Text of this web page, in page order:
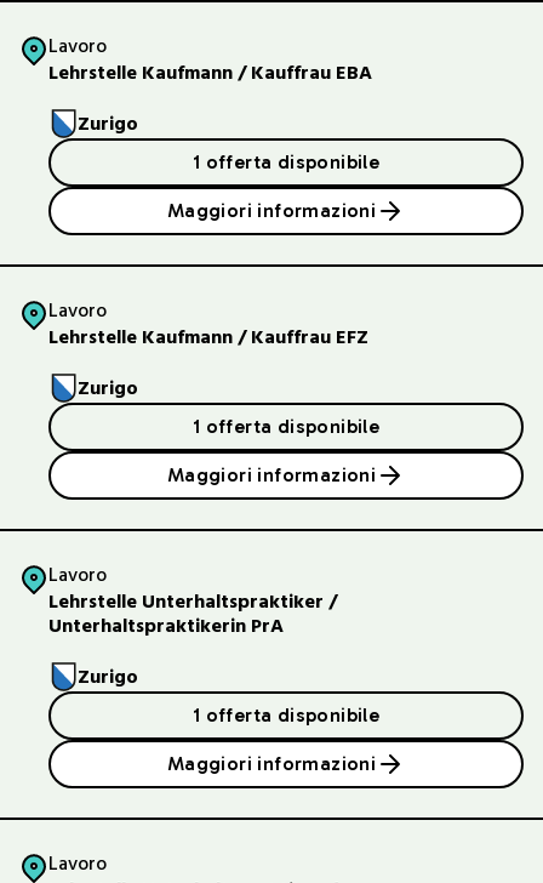
Lavoro
Lehrstelle Kaufmann / Kauffrau EBA
Zurigo
1 offerta disponibile
Maggiori informazioni
Lavoro
Lehrstelle Kaufmann / Kauffrau EFZ
Zurigo
1 offerta disponibile
Maggiori informazioni
Lavoro
Lehrstelle Unterhaltspraktiker /
Unterhaltspraktikerin PrA
Zurigo
1 offerta disponibile
Maggiori informazioni
Lavoro